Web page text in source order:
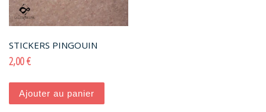
STICKERS PINGOUIN
2,00€
Ajouter au panier